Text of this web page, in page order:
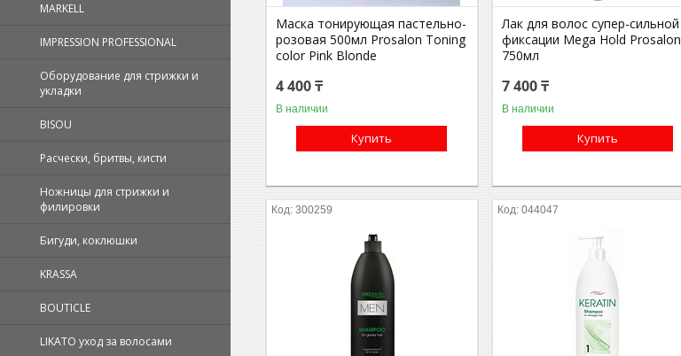
MARKELL
IMPRESSION PROFESSIONAL
Оборудование для стрижки и
укладки
BISOU
Расчески, бритвы, кисти
Ножницы для стрижки и
филировки
Бигуди, коклюшки
KRASSA
BOUTICLE
LIKATO уход за волосами
Маска тонирующая пастельно-
розовая 500мл Prosalon Toning
color Pink Blonde
4 400 ₸
В наличии
Купить
Лак для волос супер-сильной
фиксации Mega Hold Prosalon
750мл
7 400 ₸
В наличии
Купить
300259 044047